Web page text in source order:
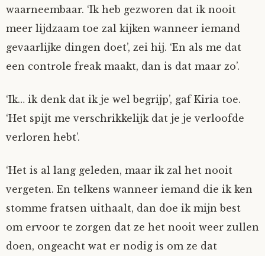
waarneembaar. ‘Ik heb gezworen dat ik nooit
meer lijdzaam toe zal kijken wanneer iemand
gevaarlijke dingen doet’, zei hij. ‘En als me dat
een controle freak maakt, dan is dat maar zo’.
‘Ik… ik denk dat ik je wel begrijp’, gaf Kiria toe.
‘Het spijt me verschrikkelijk dat je je verloofde
verloren hebt’.
‘Het is al lang geleden, maar ik zal het nooit
vergeten. En telkens wanneer iemand die ik ken
stomme fratsen uithaalt, dan doe ik mijn best
om ervoor te zorgen dat ze het nooit weer zullen
doen, ongeacht wat er nodig is om ze dat